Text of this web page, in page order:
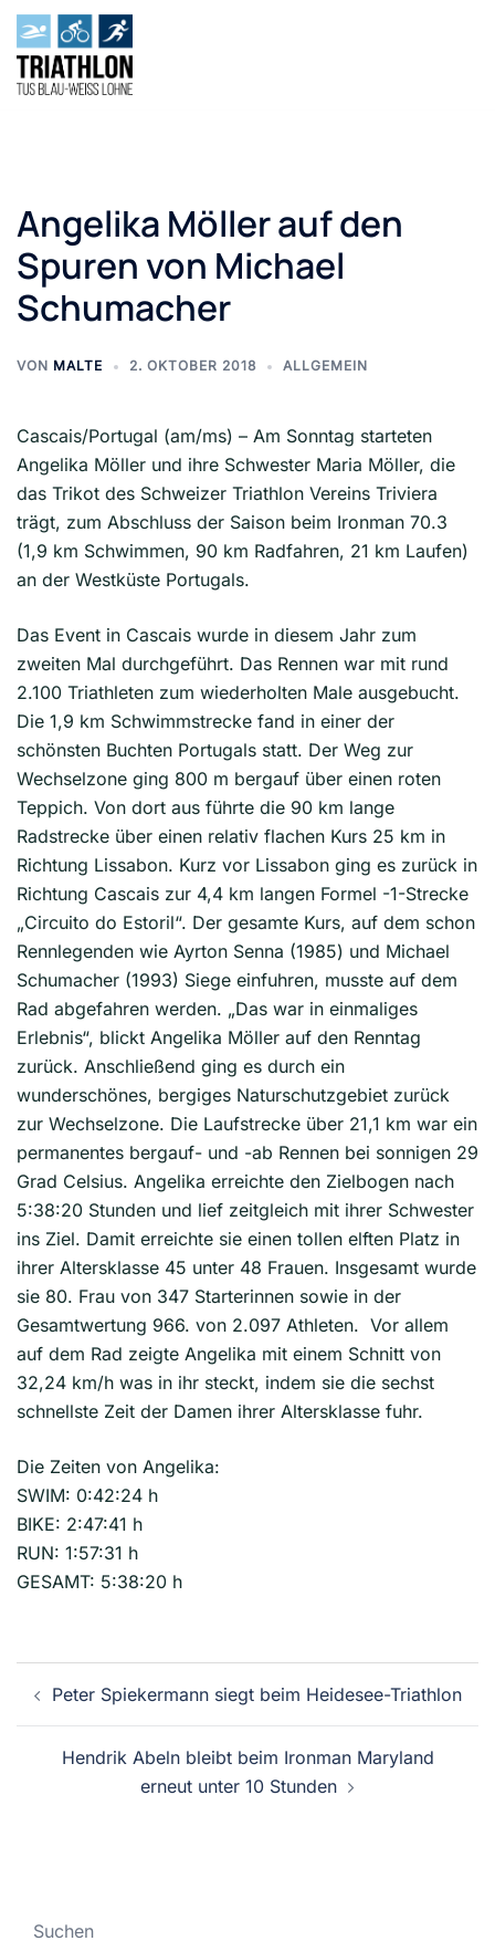
Zum
Inhalt
springen
Angelika Möller auf den
Spuren von Michael
Schumacher
VON MALTE 2. OKTOBER 2018 ALLGEMEIN
Cascais/Portugal (am/ms) – Am Sonntag starteten
Angelika Möller und ihre Schwester Maria Möller, die
das Trikot des Schweizer Triathlon Vereins Triviera
trägt, zum Abschluss der Saison beim Ironman 70.3
(1,9 km Schwimmen, 90 km Radfahren, 21 km Laufen)
an der Westküste Portugals.
Das Event in Cascais wurde in diesem Jahr zum
zweiten Mal durchgeführt. Das Rennen war mit rund
2.100 Triathleten zum wiederholten Male ausgebucht.
Die 1,9 km Schwimmstrecke fand in einer der
schönsten Buchten Portugals statt. Der Weg zur
Wechselzone ging 800 m bergauf über einen roten
Teppich. Von dort aus führte die 90 km lange
Radstrecke über einen relativ flachen Kurs 25 km in
Richtung Lissabon. Kurz vor Lissabon ging es zurück in
Richtung Cascais zur 4,4 km langen Formel -1-Strecke
„Circuito do Estoril“. Der gesamte Kurs, auf dem schon
Rennlegenden wie Ayrton Senna (1985) und Michael
Schumacher (1993) Siege einfuhren, musste auf dem
Rad abgefahren werden. „Das war in einmaliges
Erlebnis“, blickt Angelika Möller auf den Renntag
zurück. Anschließend ging es durch ein
wunderschönes, bergiges Naturschutzgebiet zurück
zur Wechselzone. Die Laufstrecke über 21,1 km war ein
permanentes bergauf- und -ab Rennen bei sonnigen 29
Grad Celsius. Angelika erreichte den Zielbogen nach
5:38:20 Stunden und lief zeitgleich mit ihrer Schwester
ins Ziel. Damit erreichte sie einen tollen elften Platz in
ihrer Altersklasse 45 unter 48 Frauen. Insgesamt wurde
sie 80. Frau von 347 Starterinnen sowie in der
Gesamtwertung 966. von 2.097 Athleten. Vor allem
auf dem Rad zeigte Angelika mit einem Schnitt von
32,24 km/h was in ihr steckt, indem sie die sechst
schnellste Zeit der Damen ihrer Altersklasse fuhr.
Die Zeiten von Angelika:
SWIM: 0:42:24 h
BIKE: 2:47:41 h
RUN: 1:57:31 h
GESAMT: 5:38:20 h
Beitragsnavigation
Peter Spiekermann siegt beim Heidesee-Triathlon
Hendrik Abeln bleibt beim Ironman Maryland
erneut unter 10 Stunden
Suchen